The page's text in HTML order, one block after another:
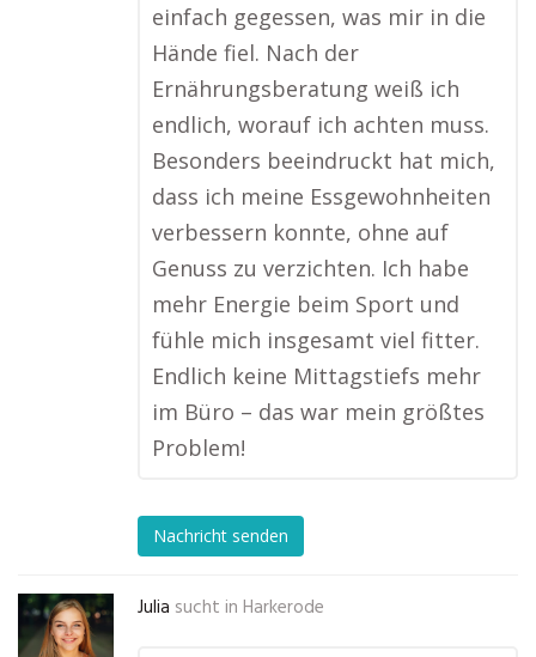
einfach gegessen, was mir in die
Hände fiel. Nach der
Ernährungsberatung weiß ich
endlich, worauf ich achten muss.
Besonders beeindruckt hat mich,
dass ich meine Essgewohnheiten
verbessern konnte, ohne auf
Genuss zu verzichten. Ich habe
mehr Energie beim Sport und
fühle mich insgesamt viel fitter.
Endlich keine Mittagstiefs mehr
im Büro – das war mein größtes
Problem!
Nachricht senden
Julia sucht in Harkerode